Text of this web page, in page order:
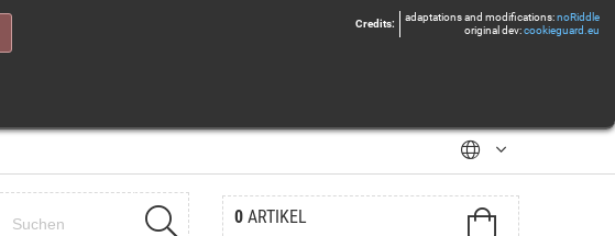
Credits:
adaptations and modifications:noRiddle
original dev:cookieguard.eu
0 ARTIKEL
Ihr Warenkorb ist leer.